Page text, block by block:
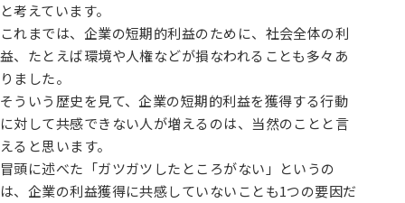
と考えています。
これまでは、企業の短期的利益のために、社会全体の利
益、たとえば環境や人権などが損なわれることも多々あ
りました。
そういう歴史を見て、企業の短期的利益を獲得する行動
に対して共感できない人が増えるのは、当然のことと言
えると思います。
冒頭に述べた「ガツガツしたところがない」というの
は、企業の利益獲得に共感していないことも1つの要因だ